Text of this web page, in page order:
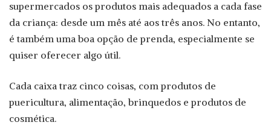
supermercados os produtos mais adequados a cada fase
da criança: desde um mês até aos três anos. No entanto,
é também uma boa opção de prenda, especialmente se
quiser oferecer algo útil.
Cada caixa traz cinco coisas, com produtos de
puericultura, alimentação, brinquedos e produtos de
cosmética.